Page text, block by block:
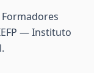
— Instituto